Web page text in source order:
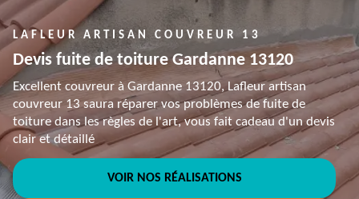
LAFLEUR ARTISAN COUVREUR 13
Devis fuite de toiture Gardanne 13120
Excellent couvreur à Gardanne 13120, Lafleur artisan
couvreur 13 saura réparer vos problèmes de fuite de
toiture dans les règles de l'art, vous fait cadeau d'un devis
clair et détaillé
VOIR NOS RÉALISATIONS